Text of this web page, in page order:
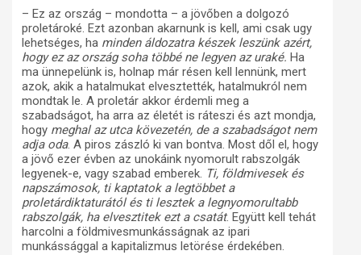
– Ez az ország – mondotta – a jövőben a dolgozó
proletároké. Ezt azonban akarnunk is kell, ami csak ugy
lehetséges, ha minden áldozatra készek leszünk azért,
hogy ez az ország soha többé ne legyen az uraké. Ha
ma ünnepelünk is, holnap már résen kell lennünk, mert
azok, akik a hatalmukat elvesztették, hatalmukról nem
mondtak le. A proletár akkor érdemli meg a
szabadságot, ha arra az életét is ráteszi és azt mondja,
hogy meghal az utca kövezetén, de a szabadságot nem
adja oda. A piros zászló ki van bontva. Most dől el, hogy
a jövő ezer évben az unokáink nyomorult rabszolgák
legyenek-e, vagy szabad emberek. Ti, földmivesek és
napszámosok, ti kaptatok a legtöbbet a
proletárdiktaturától és ti lesztek a legnyomorultabb
rabszolgák, ha elvesztitek ezt a csatát. Együtt kell tehát
harcolni a földmivesmunkásságnak az ipari
munkássággal a kapitalizmus letörése érdekében.